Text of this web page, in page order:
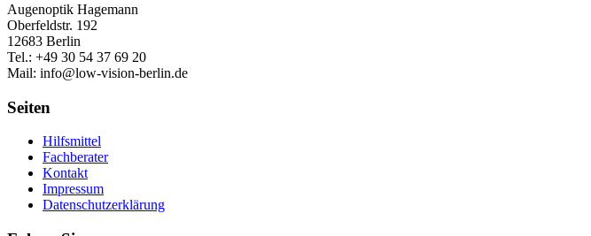
Augenoptik Hagemann
Oberfeldstr. 192
12683 Berlin
Tel.: +49 30 54 37 69 20
Mail: info@low-vision-berlin.de
Seiten
Hilfsmittel
Fachberater
Kontakt
Impressum
Datenschutzerklärung